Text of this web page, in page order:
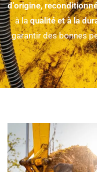
d’origine,
à la qualité et à la
garantir des bonnes